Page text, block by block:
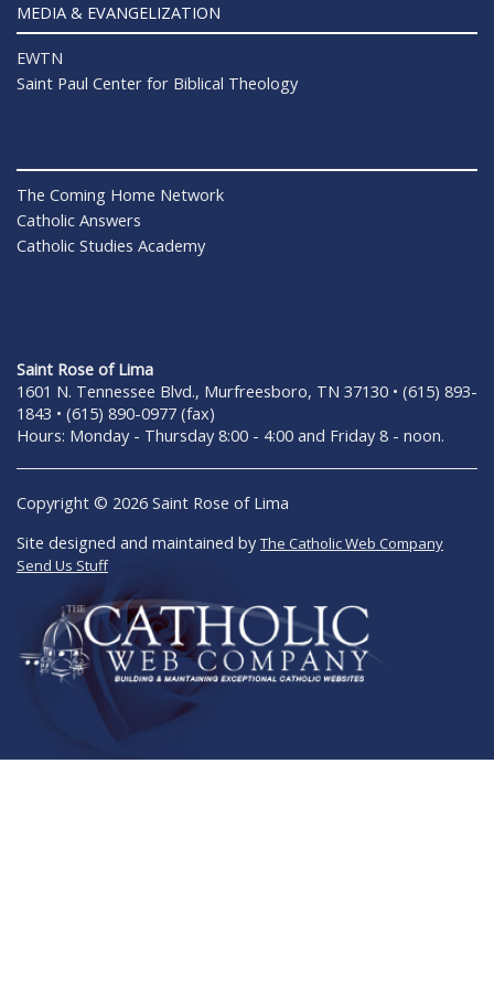
MEDIA & EVANGELIZATION
EWTN
Saint Paul Center for Biblical Theology
The Coming Home Network
Catholic Answers
Catholic Studies Academy
Saint Rose of Lima
1601 N. Tennessee Blvd., Murfreesboro, TN 37130 • (615) 893-
1843 • (615) 890-0977 (fax)
Hours: Monday - Thursday 8:00 - 4:00 and Friday 8 - noon.
Copyright © 2026 Saint Rose of Lima
Site designed and maintained byThe Catholic Web Company
Send Us Stuff